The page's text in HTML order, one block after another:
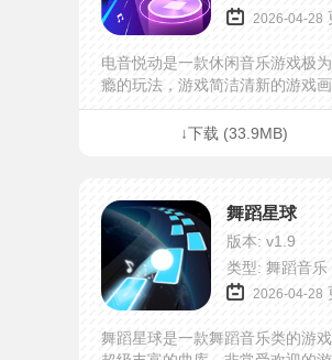
2026-04-28
电音悦动是一款休闲音乐游戏极
瘾的玩法，游戏简洁清新的游戏画
风，极为过瘾的玩法，感兴趣就
载游戏体验吧。电音悦动评测这是
↓下载 (33.9MB)
舞蹈星球
版本: v1.9
类型: 舞蹈音乐
2026-04-28
舞蹈星球是一款舞蹈音乐类的游戏